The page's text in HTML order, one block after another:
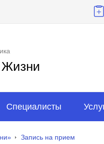
Жизни
Специалисты
Запись на прием